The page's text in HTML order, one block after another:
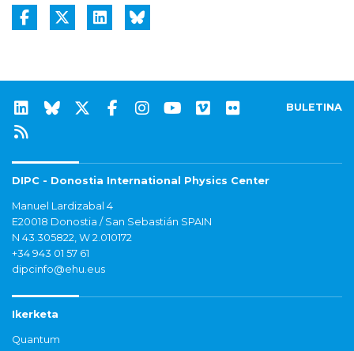
BULETINA
DIPC - Donostia International Physics Center
Manuel Lardizabal 4
E20018 Donostia / San Sebastián SPAIN
N 43.305822, W 2.010172
+34 943 01 57 61
dipcinfo@ehu.eus
Ikerketa
Quantum